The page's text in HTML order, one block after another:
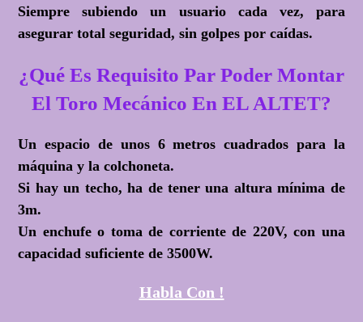
Siempre subiendo un usuario cada vez, para
asegurar total seguridad, sin golpes por caídas.
¿Qué Es Requisito Par Poder Montar
El Toro Mecánico En EL ALTET?
Un espacio de unos 6 metros cuadrados para la
máquina y la colchoneta.
Si hay un techo, ha de tener una altura mínima de
3m.
Un enchufe o toma de corriente de 220V, con una
capacidad suficiente de 3500W.
Habla Con !